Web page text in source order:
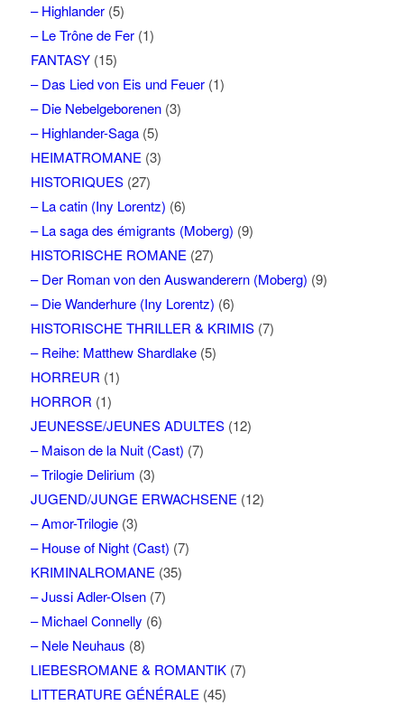
– Highlander(5)
– Le Trône de Fer(1)
FANTASY(15)
– Das Lied von Eis und Feuer(1)
– Die Nebelgeborenen(3)
– Highlander-Saga(5)
HEIMATROMANE(3)
HISTORIQUES(27)
– La catin (Iny Lorentz) (6)
– La saga des émigrants (Moberg) (9)
HISTORISCHE ROMANE(27)
– Der Roman von den Auswanderern (Moberg) (9)
– Die Wanderhure (Iny Lorentz) (6)
HISTORISCHE THRILLER & KRIMIS(7)
– Reihe: Matthew Shardlake(5)
HORREUR (1)
HORROR (1)
JEUNESSE/JEUNES ADULTES(12)
– Maison de la Nuit (Cast) (7)
– Trilogie Delirium (3)
JUGEND/JUNGE ERWACHSENE(12)
– Amor-Trilogie(3)
– House of Night (Cast) (7)
KRIMINALROMANE(35)
– Jussi Adler-Olsen(7)
– Michael Connelly (6)
– Nele Neuhaus (8)
LIEBESROMANE & ROMANTIK(7)
LITTERATURE GÉNÉRALE(45)